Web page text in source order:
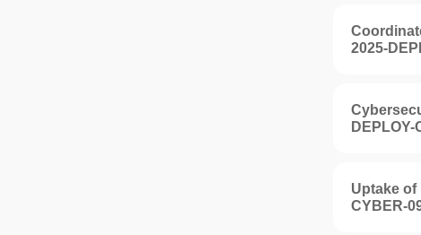
2025-
DEPLOY-
Uptake of
CYBER-